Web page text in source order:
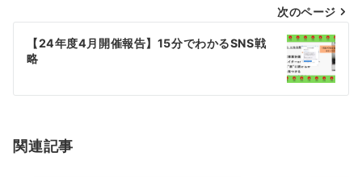
ビ
シ
ン
次のページ
【24年度4月開催報告】15分でわかるSNS戦
略
関連記事